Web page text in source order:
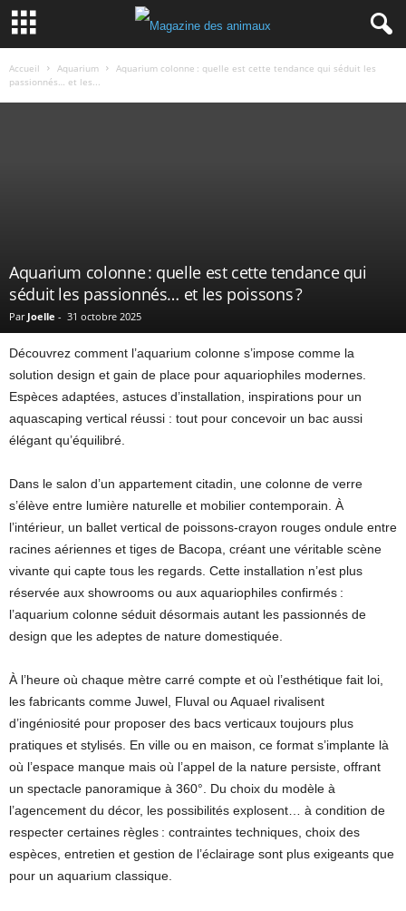
Accueil Aquarium
Aquarium colonne : quelle est cette tendance qui séduit les
passionnés… et les...
Aquarium colonne : quelle est cette tendance qui
séduit les passionnés… et les poissons ?
Par Joelle - 31 octobre 2025
Découvrez comment l’aquarium colonne s’impose comme la
solution design et gain de place pour aquariophiles modernes.
Espèces adaptées, astuces d’installation, inspirations pour un
aquascaping vertical réussi : tout pour concevoir un bac aussi
élégant qu’équilibré.
Dans le salon d’un appartement citadin, une colonne de verre
s’élève entre lumière naturelle et mobilier contemporain. À
l’intérieur, un ballet vertical de poissons-crayon rouges ondule entre
racines aériennes et tiges de Bacopa, créant une véritable scène
vivante qui capte tous les regards. Cette installation n’est plus
réservée aux showrooms ou aux aquariophiles confirmés :
l’aquarium colonne séduit désormais autant les passionnés de
design que les adeptes de nature domestiquée.
À l’heure où chaque mètre carré compte et où l’esthétique fait loi,
les fabricants comme Juwel, Fluval ou Aquael rivalisent
d’ingéniosité pour proposer des bacs verticaux toujours plus
pratiques et stylisés. En ville ou en maison, ce format s’implante là
où l’espace manque mais où l’appel de la nature persiste, offrant
un spectacle panoramique à 360°. Du choix du modèle à
l’agencement du décor, les possibilités explosent… à condition de
respecter certaines règles : contraintes techniques, choix des
espèces, entretien et gestion de l’éclairage sont plus exigeants que
pour un aquarium classique.